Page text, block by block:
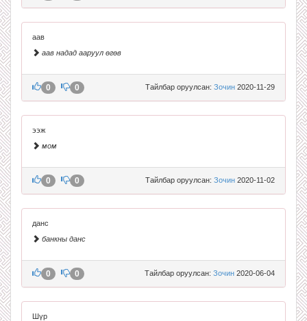
аав
аав надад ааруул өгөв
Тайлбар оруулсан: Зочин 2020-11-29
0 0
ээж
мом
Тайлбар оруулсан: Зочин 2020-11-02
0 0
данс
банкны данс
Тайлбар оруулсан: Зочин 2020-06-04
0 0
Шүр